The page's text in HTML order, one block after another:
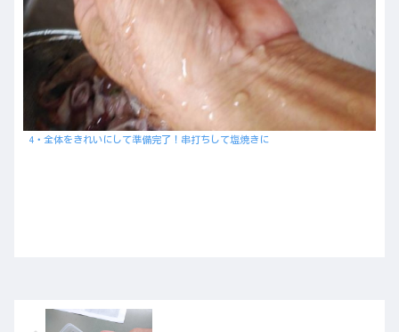
4・全体をきれいにして準備完了！串打ちして塩焼きに